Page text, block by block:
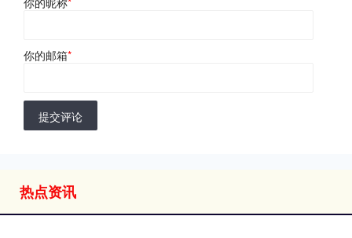
你的邮箱*
提交评论
热点资讯